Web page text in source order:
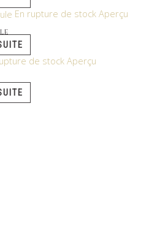
En rupture de stock Aperçu
de stock Aperçu